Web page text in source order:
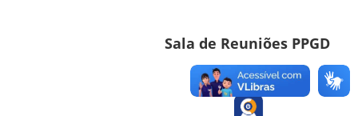
Sala de Reuniões PPGD